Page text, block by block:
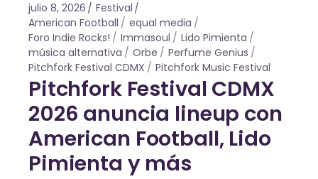
julio 8, 2026
Festival
American Football
equal media
Foro Indie Rocks!
Immasoul
Lido Pimienta
música alternativa
Orbe
Perfume Genius
Pitchfork Festival CDMX
Pitchfork Music Festival
Pitchfork Festival CDMX
2026 anuncia lineup con
American Football, Lido
Pimienta y más